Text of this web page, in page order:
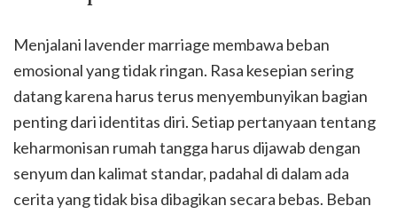
Menjalani lavender marriage membawa beban
emosional yang tidak ringan. Rasa kesepian sering
datang karena harus terus menyembunyikan bagian
penting dari identitas diri. Setiap pertanyaan tentang
keharmonisan rumah tangga harus dijawab dengan
senyum dan kalimat standar, padahal di dalam ada
cerita yang tidak bisa dibagikan secara bebas. Beban